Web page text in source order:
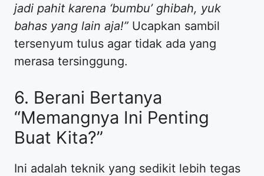
jadi pahit karena ‘bumbu’ ghibah, yuk
bahas yang lain aja!” Ucapkan sambil
tersenyum tulus agar tidak ada yang
merasa tersinggung.
​6. Berani Bertanya
“Memangnya Ini Penting
Buat Kita?”
​Ini adalah teknik yang sedikit lebih tegas